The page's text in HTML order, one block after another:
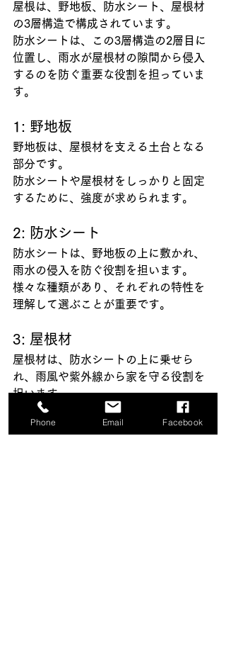
屋根は、野地板、防水シート、屋根材
の3層構造で構成されています。
防水シートは、この3層構造の2層目に
位置し、雨水が屋根材の隙間から侵入
するのを防ぐ重要な役割を担っていま
す。
1: 野地板
野地板は、屋根材を支える土台となる
部分です。
防水シートや屋根材をしっかりと固定
するために、強度が求められます。
2: 防水シート
防水シートは、野地板の上に敷かれ、
雨水の侵入を防ぐ役割を担います。
様々な種類があり、それぞれの特性を
理解して選ぶことが重要です。
3: 屋根材
屋根材は、防水シートの上に乗せら
れ、雨風や紫外線から家を守る役割を
担います。
瓦やスレート、金属板など、様々な種
類があります。
Phone Email Facebook